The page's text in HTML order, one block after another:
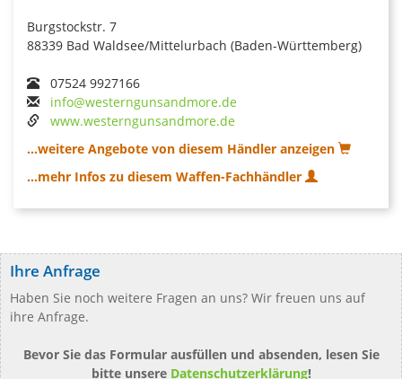
Burgstockstr. 7
88339 Bad Waldsee/Mittelurbach (Baden-Württemberg)
07524 9927166
info@westerngunsandmore.de
www.westerngunsandmore.de
...weitere Angebote von diesem Händler anzeigen
...mehr Infos zu diesem Waffen-Fachhändler
Ihre Anfrage
Haben Sie noch weitere Fragen an uns? Wir freuen uns auf
ihre Anfrage.
Bevor Sie das Formular ausfüllen und absenden, lesen Sie
bitte unsere Datenschutzerklärung!